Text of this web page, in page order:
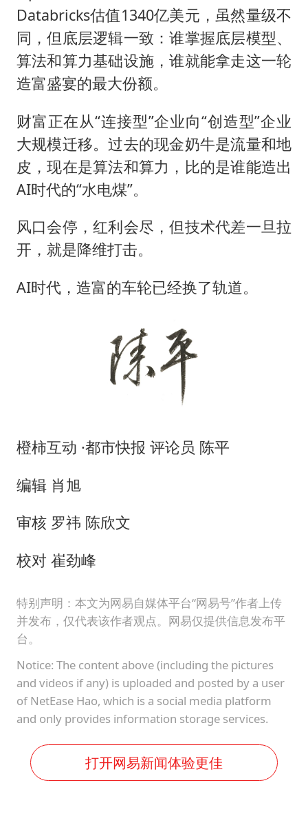
Databricks估值1340亿美元，虽然量级不
同，但底层逻辑一致：谁掌握底层模型、
算法和算力基础设施，谁就能拿走这一轮
造富盛宴的最大份额。
财富正在从“连接型”企业向“创造型”企业
大规模迁移。过去的现金奶牛是流量和地
皮，现在是算法和算力，比的是谁能造出
AI时代的“水电煤”。
风口会停，红利会尽，但技术代差一旦拉
开，就是降维打击。
AI时代，造富的车轮已经换了轨道。
橙柿互动 ·都市快报 评论员 陈平
编辑 肖旭
审核 罗祎 陈欣文
校对 崔劲峰
特别声明：本文为网易自媒体平台“网易号”作者上传
并发布，仅代表该作者观点。网易仅提供信息发布平
台。
Notice: The content above (including the pictures
and videos if any) is uploaded and posted by a user
of NetEase Hao, which is a social media platform
and only provides information storage services.
打开网易新闻体验更佳